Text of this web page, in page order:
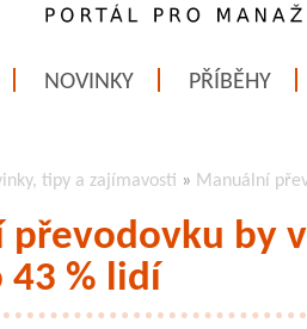
NOVINKY PŘÍBĚHY
tipy a zajímavosti » Manuální
převodovku by
43 % lidí